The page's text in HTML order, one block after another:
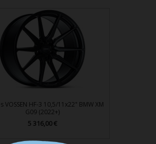
VOSSEN HF-3 10,5/11x22" BMW XM
G09 (2022+)
Prix
5 316,00 €